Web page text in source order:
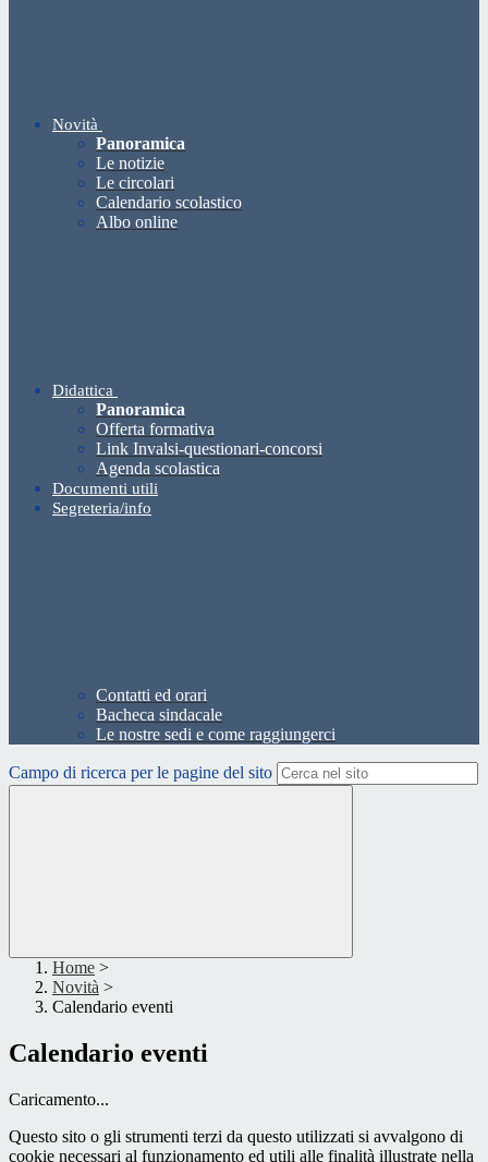
Novità
Panoramica
Le notizie
Le circolari
Calendario scolastico
Albo online
Didattica
Panoramica
Offerta formativa
Link Invalsi-questionari-concorsi
Agenda scolastica
Documenti utili
Segreteria/info
Contatti ed orari
Bacheca sindacale
Le nostre sedi e come raggiungerci
Campo di ricerca per le pagine del sito
Home >
Novità >
Calendario eventi
Calendario eventi
Caricamento...
Questo sito o gli strumenti terzi da questo utilizzati si avvalgono di
cookie necessari al funzionamento ed utili alle finalità illustrate nella